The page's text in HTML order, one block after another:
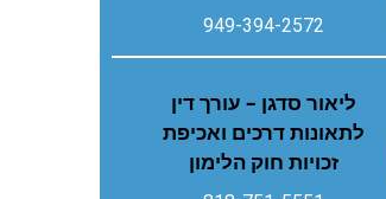
949-394-2572
ליאור סדגן – עורך דין
לתאונות דרכים ואכיפת
זכויות חוק הלימון